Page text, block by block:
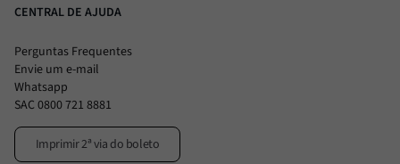
CENTRAL DE AJUDA
Perguntas Frequentes
Envie um e-mail
Whatsapp
SAC 0800 721 8881
Imprimir 2ª via do boleto